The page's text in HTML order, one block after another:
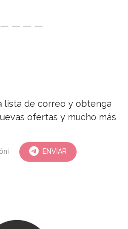
lista de correo y obtenga
ofertas y mucho más
ENVIAR